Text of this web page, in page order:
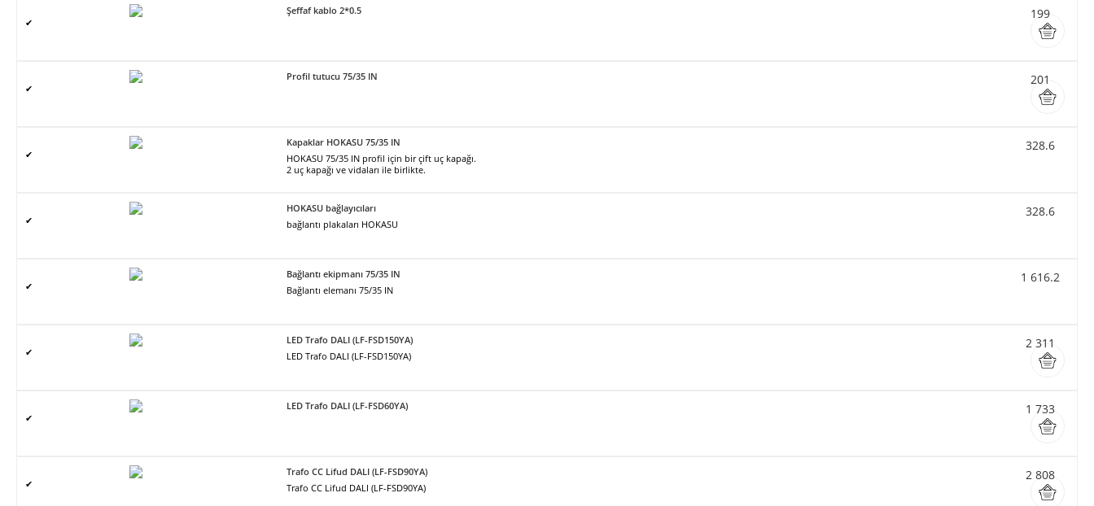
✔
Şeffaf kablo 2*0.5 199
✔
Profil tutucu 75/35 IN 201
✔
Kapaklar HOKASU 75/35 IN
HOKASU 75/35 IN profil için bir çift uç kapağı.
2 uç kapağı ve vidaları ile birlikte.
328.6
✔
HOKASU bağlayıcıları
bağlantı plakaları HOKASU
328.6
✔
Bağlantı ekipmanı 75/35 IN
Bağlantı elemanı 75/35 IN
1 616.2
✔
LED Trafo DALI (LF-FSD150YA)
LED Trafo DALI (LF-FSD150YA)
2 311
✔
LED Trafo DALI (LF-FSD60YA) 1 733
✔
Trafo CC Lifud DALI (LF-FSD90YA)
Trafo CC Lifud DALI (LF-FSD90YA)
2 808